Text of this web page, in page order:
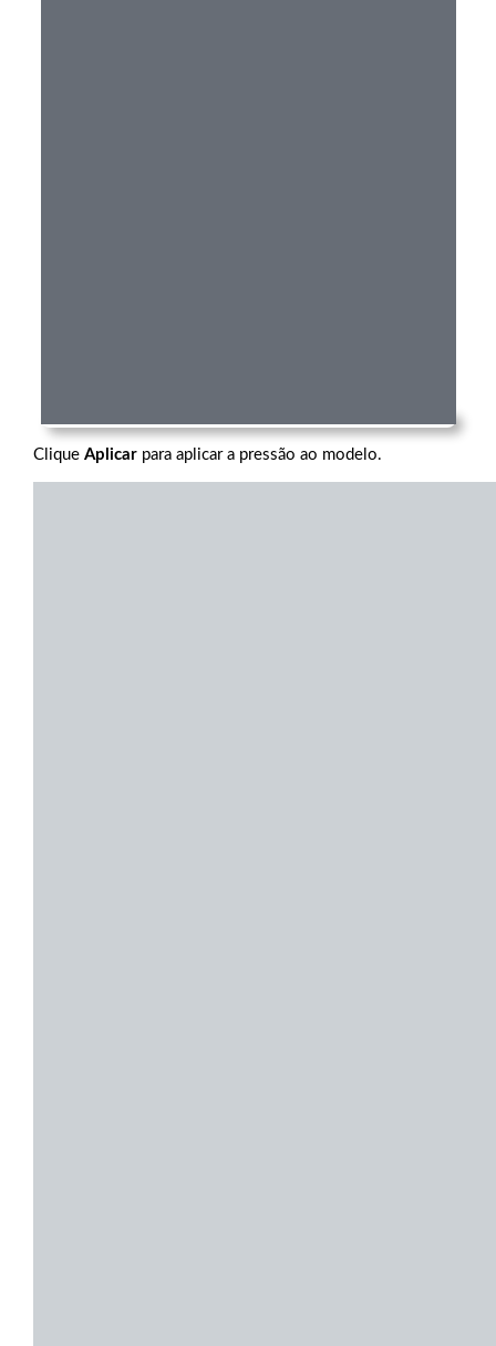
Clique Aplicar para aplicar a pressão ao modelo.